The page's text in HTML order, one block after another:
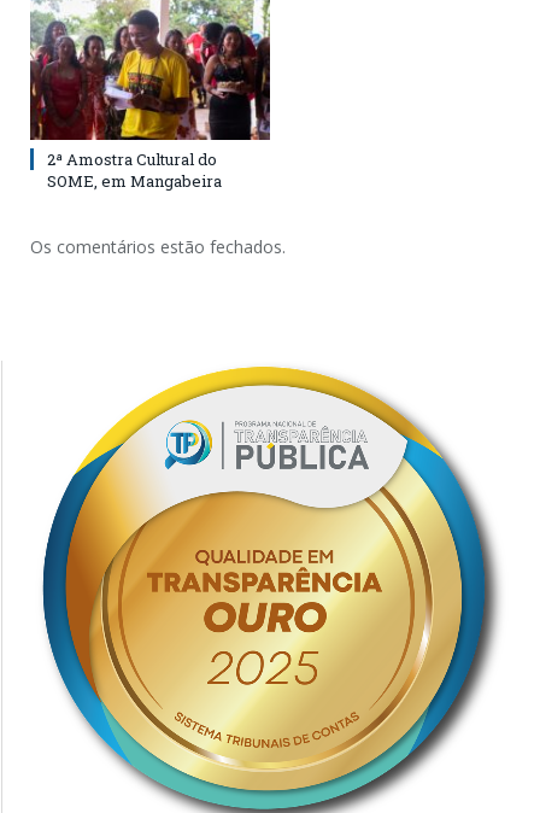
2ª Amostra Cultural do
SOME, em Mangabeira
Os comentários estão fechados.